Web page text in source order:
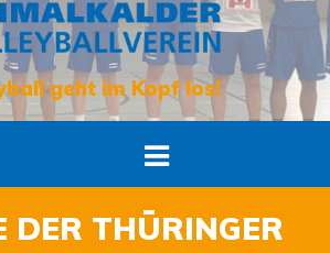
geht im Kopf los!
DER THÜRINGER